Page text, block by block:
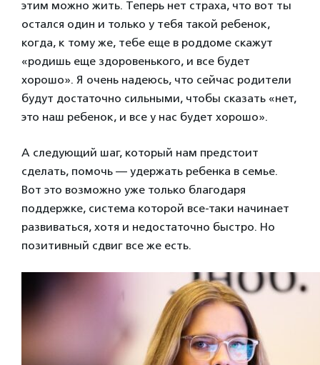
этим можно жить. Теперь нет страха, что вот ты
остался один и только у тебя такой ребенок,
когда, к тому же, тебе еще в роддоме скажут
«родишь еще здоровенького, и все будет
хорошо». Я очень надеюсь, что сейчас родители
будут достаточно сильными, чтобы сказать «нет,
это наш ребенок, и все у нас будет хорошо».
А следующий шаг, который нам предстоит
сделать, помочь — удержать ребенка в семье.
Вот это возможно уже только благодаря
поддержке, система которой все-таки начинает
развиваться, хотя и недостаточно быстро. Но
позитивный сдвиг все же есть.